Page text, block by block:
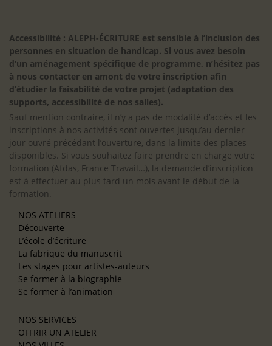
Accessibilité : ALEPH-ÉCRITURE est sensible à l’inclusion des
personnes en situation de handicap. Si vous avez besoin
d’un aménagement spécifique de programme, n’hésitez pas
à nous contacter en amont de votre inscription afin
d’étudier la faisabilité de votre projet (adaptation des
supports, accessibilité de nos salles).
Sauf mention contraire, il n’y a pas de modalité d’accès et les
inscriptions à nos activités sont ouvertes jusqu’au dernier
jour ouvré précédant l’ouverture, dans la limite des places
disponibles. Si vous souhaitez faire prendre en charge votre
formation (Afdas, France Travail…), la demande d’inscription
est à effectuer au plus tard un mois avant le début de la
formation.
NOS ATELIERS
Découverte
L’école d’écriture
La fabrique du manuscrit
Les stages pour artistes-auteurs
Se former à la biographie
Se former à l’animation
NOS SERVICES
OFFRIR UN ATELIER